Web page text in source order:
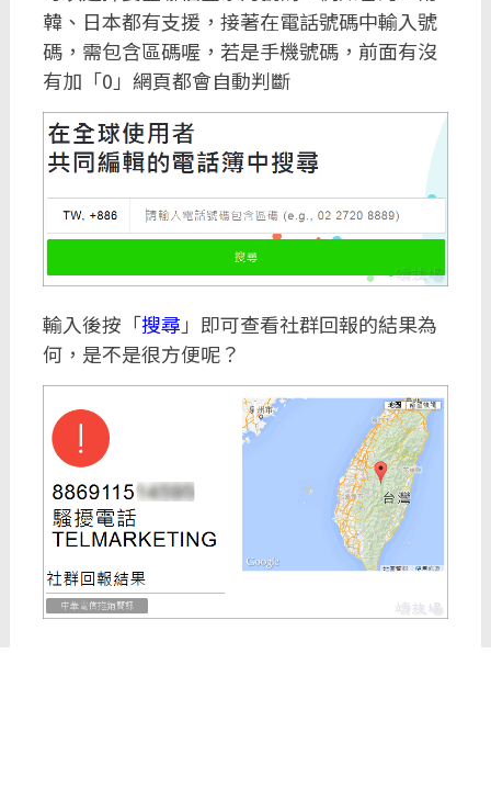
韓、日本都有支援，接著在電話號碼中輸入號
碼，需包含區碼喔，若是手機號碼，前面有沒
有加「0」網頁都會自動判斷
輸入後按「搜尋 」即可查看社群回報的結果為
何，是不是很方便呢？